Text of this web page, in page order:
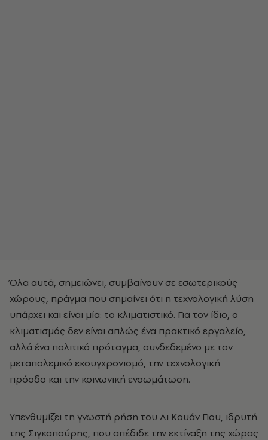
Όλα αυτά, σημειώνει, συμβαίνουν σε εσωτερικούς
χώρους, πράγμα που σημαίνει ότι η τεχνολογική λύση
υπάρχει και είναι μία: το κλιματιστικό. Για τον ίδιο, ο
κλιματισμός δεν είναι απλώς ένα πρακτικό εργαλείο,
αλλά ένα πολιτικό πρόταγμα, συνδεδεμένο με τον
μεταπολεμικό εκσυγχρονισμό, την τεχνολογική
πρόοδο και την κοινωνική ενσωμάτωση.
Υπενθυμίζει τη γνωστή ρήση του Λι Κουάν Γιου, ιδρυτή
της Σιγκαπούρης, που απέδιδε την εκτίναξη της χώρας